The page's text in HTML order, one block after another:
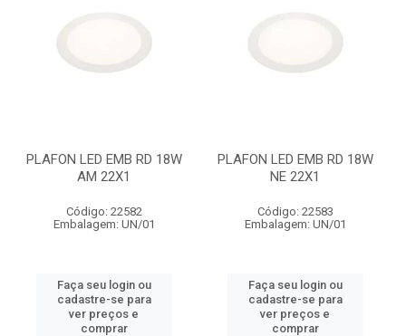
PLAFON LED EMB RD 18W
AM 22X1
Código: 22582
Embalagem: UN/01
Faça seu login ou
cadastre-se para
ver preços e
comprar
PLAFON LED EMB RD 18W
NE 22X1
Código: 22583
Embalagem: UN/01
Faça seu login ou
cadastre-se para
ver preços e
comprar